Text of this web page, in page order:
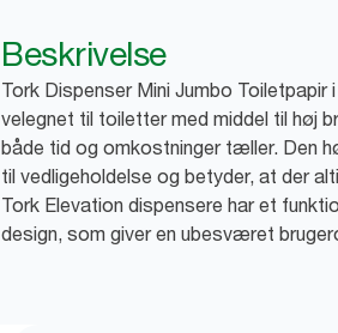
Beskrivelse
Tork Dispenser Mini Jumbo Toiletpapir
velegnet til toiletter med middel til høj
både tid og omkostninger tæller. Den
til vedligeholdelse og betyder, at der
Tork Elevation dispensere har et
design, som giver en ubesværet